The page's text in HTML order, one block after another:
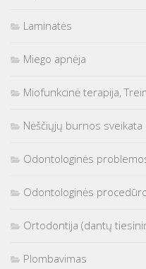
Laminatės
Miego apnėja
Miofunkcinė terapija,
Nėščiųjų burnos sveikata
Odontologinės
Odontologinės
Ortodontija (dantų
Plombavimas